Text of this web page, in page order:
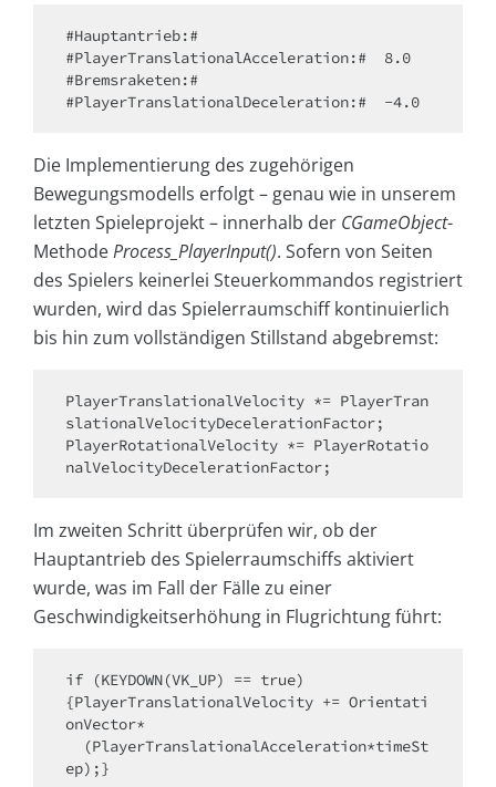
#Hauptantrieb:#
#PlayerTranslationalAcceleration:#  8.0
#Bremsraketen:#
#PlayerTranslationalDeceleration:#  -4.0
Die Implementierung des zugehörigen
Bewegungsmodells erfolgt – genau wie in unserem
letzten Spieleprojekt – innerhalb der CGameObject-
MethodeProcess_PlayerInput(). Sofern von Seiten
des Spielers keinerlei Steuerkommandos registriert
wurden, wird das Spielerraumschiff kontinuierlich
bis hin zum vollständigen Stillstand abgebremst:
PlayerTranslationalVelocity *= PlayerTran
slationalVelocityDecelerationFactor;
PlayerRotationalVelocity *= PlayerRotatio
nalVelocityDecelerationFactor;
Im zweiten Schritt überprüfen wir, ob der
Hauptantrieb des Spielerraumschiffs aktiviert
wurde, was im Fall der Fälle zu einer
Geschwindigkeitserhöhung in Flugrichtung führt:
if (KEYDOWN(VK_UP) == true)
{PlayerTranslationalVelocity += Orientati
onVector*
ep);}